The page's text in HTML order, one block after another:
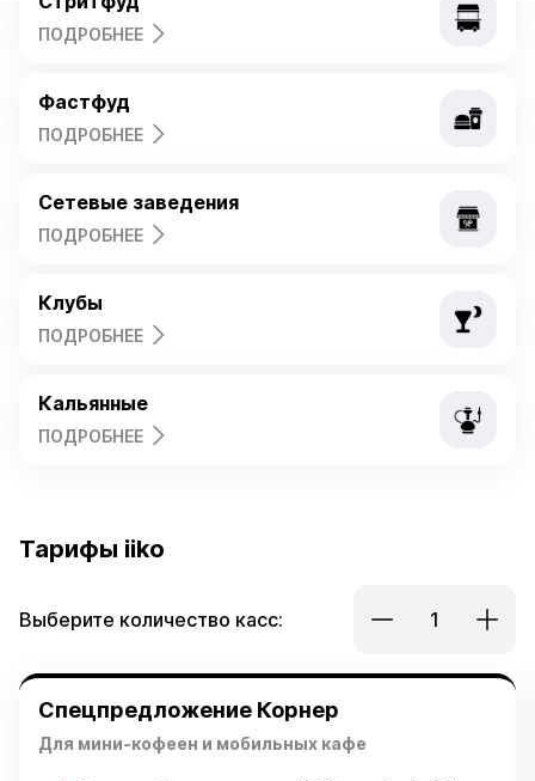
Фастфуд
ПОДРОБНЕЕ
Сетевые заведения
ПОДРОБНЕЕ
Клубы
ПОДРОБНЕЕ
Кальянные
ПОДРОБНЕЕ
Спецпредложение Корнер
Одна мобильная касса (iOS или Android)
Учет движения товаров в облаке